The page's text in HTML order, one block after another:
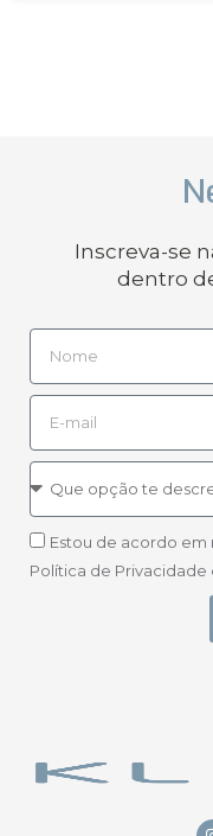
Inscreva-se
dentro
Estou de acordo em
Política de Privacidade